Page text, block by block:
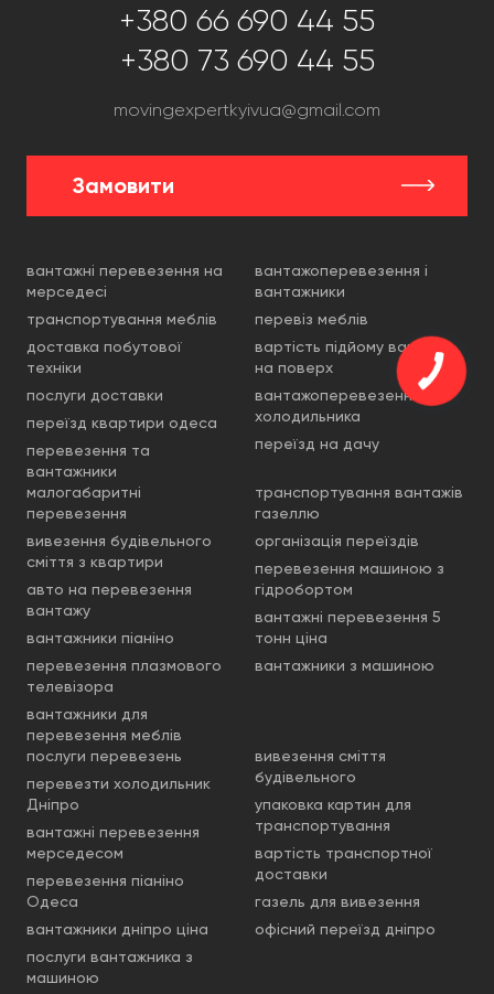
+380 66 690 44 55
+380 73 690 44 55
movingexpertkyivua@gmail.com
Замовити
вантажні перевезення на
мерседесі
транспортування меблів
доставка побутової
техніки
послуги доставки
переїзд квартири одеса
перевезення та
вантажники
вантажоперевезення і
вантажники
перевіз меблів
вартість підйому вантажу
на поверх
вантажоперевезення
холодильника
переїзд на дачу
малогабаритні
перевезення
вивезення будівельного
сміття з квартири
авто на перевезення
вантажу
вантажники піаніно
перевезення плазмового
телевізора
вантажники для
перевезення меблів
транспортування вантажів
газеллю
організація переїздів
перевезення машиною з
гідробортом
вантажні перевезення 5
тонн ціна
вантажники з машиною
послуги перевезень
перевезти холодильник
Дніпро
вантажні перевезення
мерседесом
перевезення піаніно
Одеса
вантажники дніпро ціна
послуги вантажника з
машиною
вивезення сміття
будівельного
упаковка картин для
транспортування
вартість транспортної
доставки
газель для вивезення
офісний переїзд дніпро